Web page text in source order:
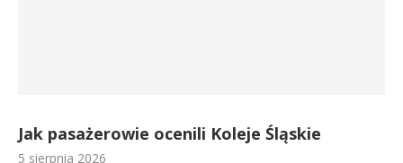
Jak pasażerowie ocenili Koleje Śląskie
5 sierpnia 2026